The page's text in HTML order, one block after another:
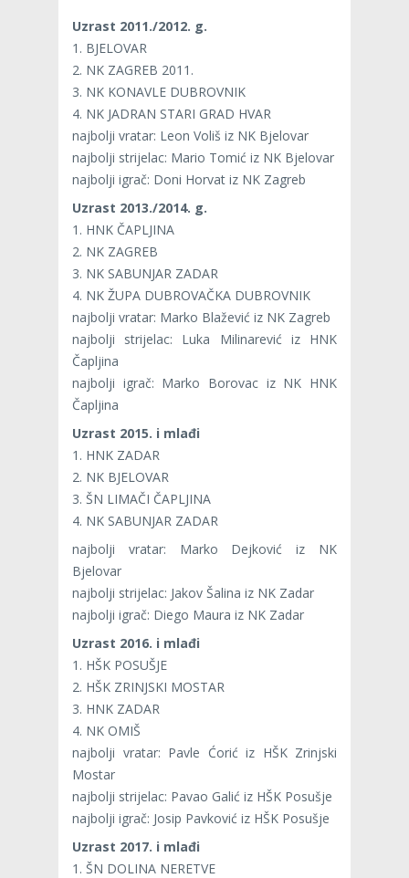
Uzrast 2011./2012. g.
1. BJELOVAR
2. NK ZAGREB 2011.
3. NK KONAVLE DUBROVNIK
4. NK JADRAN STARI GRAD HVAR
najbolji vratar: Leon Voliš iz NK Bjelovar
najbolji strijelac: Mario Tomić iz NK Bjelovar
najbolji igrač: Doni Horvat iz NK Zagreb
Uzrast 2013./2014. g.
1. HNK ČAPLJINA
2. NK ZAGREB
3. NK SABUNJAR ZADAR
4. NK ŽUPA DUBROVAČKA DUBROVNIK
najbolji vratar: Marko Blažević iz NK Zagreb
najbolji strijelac: Luka Milinarević iz HNK
Čapljina
najbolji igrač: Marko Borovac iz NK HNK
Čapljina
Uzrast 2015. i mlađi
1. HNK ZADAR
2. NK BJELOVAR
3. ŠN LIMAČI ČAPLJINA
4. NK SABUNJAR ZADAR
najbolji vratar: Marko Dejković iz NK
Bjelovar
najbolji strijelac: Jakov Šalina iz NK Zadar
najbolji igrač: Diego Maura iz NK Zadar
Uzrast 2016. i mlađi
1. HŠK POSUŠJE
2. HŠK ZRINJSKI MOSTAR
3. HNK ZADAR
4. NK OMIŠ
najbolji vratar: Pavle Ćorić iz HŠK Zrinjski
Mostar
najbolji strijelac: Pavao Galić iz HŠK Posušje
najbolji igrač: Josip Pavković iz HŠK Posušje
Uzrast 2017. i mlađi
1. ŠN DOLINA NERETVE